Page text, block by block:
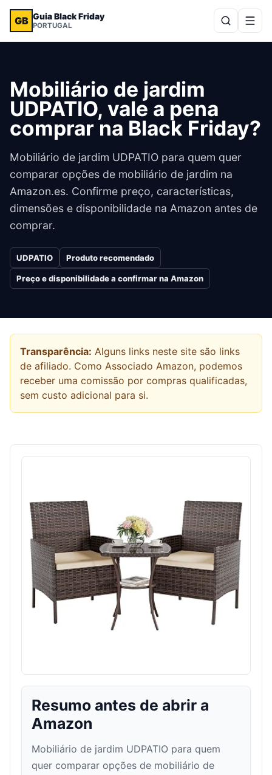
GB Guia Black Friday
PORTUGAL
Mobiliário de jardim
UDPATIO, vale a pena
comprar na Black Friday?
Mobiliário de jardim UDPATIO para quem quer
comparar opções de mobiliário de jardim na
Amazon.es. Confirme preço, características,
dimensões e disponibilidade na Amazon antes de
comprar.
UDPATIO Produto recomendado
Preço e disponibilidade a confirmar na Amazon
Transparência: Alguns links neste site são links
de afiliado. Como Associado Amazon, podemos
receber uma comissão por compras qualificadas,
sem custo adicional para si.
Resumo antes de abrir a
Amazon
Mobiliário de jardim UDPATIO para quem
quer comparar opções de mobiliário de